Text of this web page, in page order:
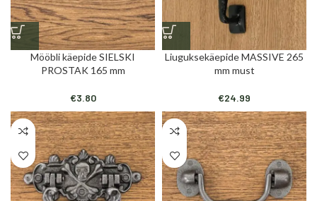
Mööbli käepide SIELSKI
PROSTAK 165 mm
€3.80
Liuguksekäepide MASSIVE 265
mm must
€24.99